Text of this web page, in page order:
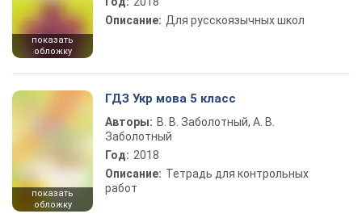
показать
обложку
Описание: Для русскоязычных школ
показать
обложку
ГДЗ Укр мова 5 класс
Авторы: В. В. Заболотный, А. В.
Заболотный
Год: 2018
Описание: Тетрадь для контрольных
работ